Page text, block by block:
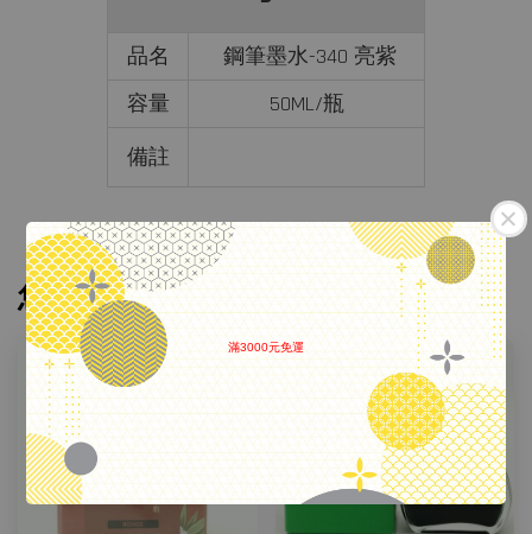
滿3000元免運
品名
鋼筆墨水-340 亮紫
容量
50ML/瓶
備註
您可能也喜歡